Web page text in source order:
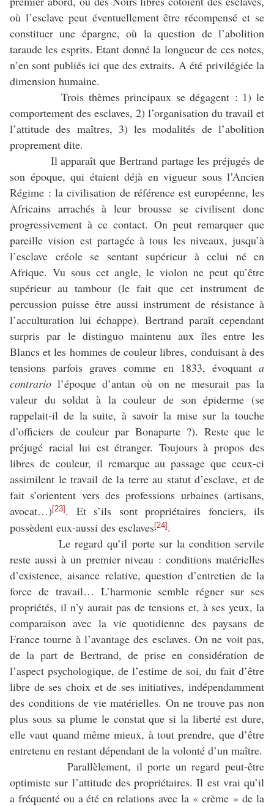
où l’esclave peut éventuellement être récompensé et se
constituer une épargne, où la question de l’abolition
taraude les esprits. Etant donné la longueur de ces notes,
n’en sont publiés ici que des extraits. A été privilégiée la
dimension humaine.
Trois thèmes principaux se dégagent : 1) le
comportement des esclaves, 2) l’organisation du travail et
l’attitude des maîtres, 3) les modalités de l’abolition
proprement dite.
Il apparaît que Bertrand partage les préjugés de
son époque, qui étaient déjà en vigueur sous l’Ancien
Régime : la civilisation de référence est européenne, les
Africains arrachés à leur brousse se civilisent donc
progressivement à ce contact. On peut remarquer que
pareille vision est partagée à tous les niveaux, jusqu’à
l’esclave créole se sentant supérieur à celui né en
Afrique. Vu sous cet angle, le violon ne peut qu’être
supérieur au tambour (le fait que cet instrument de
percussion puisse être aussi instrument de résistance à
l’acculturation lui échappe). Bertrand paraît cependant
surpris par le distinguo maintenu aux îles entre les
Blancs et les hommes de couleur libres, conduisant à des
tensions parfois graves comme en 1833, évoquant a
contrario l’époque d’antan où on ne mesurait pas la
valeur du soldat à la couleur de son épiderme (se
rappelait-il de la suite, à savoir la mise sur la touche
d’officiers de couleur par Bonaparte ?). Reste que le
préjugé racial lui est étranger. Toujours à propos des
libres de couleur, il remarque au passage que ceux-ci
assimilent le travail de la terre au statut d’esclave, et de
fait s’orientent vers des professions urbaines (artisans,
avocat…) [23] . Et s’ils sont propriétaires fonciers, ils
possèdent eux-aussi des esclaves[24].
Le regard qu’il porte sur la condition servile
reste aussi à un premier niveau : conditions matérielles
d’existence, aisance relative, question d’entretien de la
force de travail… L’harmonie semble régner sur ses
propriétés, il n’y aurait pas de tensions et, à ses yeux, la
comparaison avec la vie quotidienne des paysans de
France tourne à l’avantage des esclaves. On ne voit pas,
de la part de Bertrand, de prise en considération de
l’aspect psychologique, de l’estime de soi, du fait d’être
libre de ses choix et de ses initiatives, indépendamment
des conditions de vie matérielles. On ne trouve pas non
plus sous sa plume le constat que si la liberté est dure,
elle vaut quand même mieux, à tout prendre, que d’être
entretenu en restant dépendant de la volonté d’un maître.
Parallèlement, il porte un regard peut-être
optimiste sur l’attitude des propriétaires. Il est vrai qu’il
a fréquenté ou a été en relations avec la « crème » de la